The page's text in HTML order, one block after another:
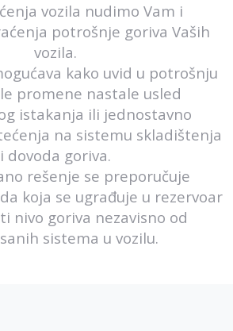
vozila nudimo Vam i
potrošnje goriva Vaših
vozila.
kako uvid u potrošnju
promene nastale usled
istakanja ili jednostavno
na sistemu skladištenja
i dovoda goriva.
rešenje se preporučuje
koja se ugrađuje u rezervoar
nivo goriva nezavisno od
sistema u vozilu.